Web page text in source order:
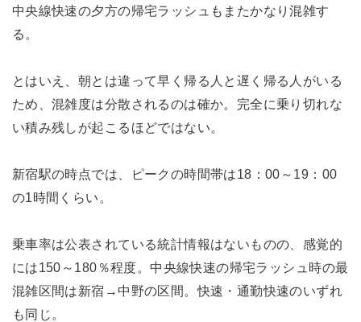
中央線快速の夕方の帰宅ラッシュもまたかなり混雑す
る。
とはいえ、朝とは違って早く帰る人と遅く帰る人がいる
ため、混雑度は分散されるのは確か。完全に乗り切れな
い積み残しが起こるほどではない。
新宿駅の時点では、ピークの時間帯は18：00～19：00
の1時間くらい。
乗車率は公表されている統計情報はないものの、感覚的
には150～180％程度。中央線快速の帰宅ラッシュ時の最
混雑区間は新宿→中野の区間。快速・通勤快速のいずれ
も同じ。